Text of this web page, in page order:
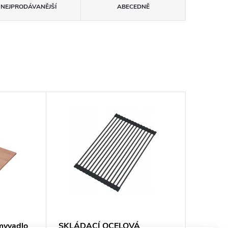
NEJPRODÁVANĚJŠÍ ABECEDNĚ